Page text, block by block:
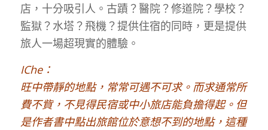
店，十分吸引人。古蹟？醫院？修道院？學校？
監獄？水塔？飛機？提供住宿的同時，更是提供
旅人一場超現實的體驗。
IChe：
旺中帶靜的地點，常常可遇不可求。而求通常所
費不貲，不見得民宿或中小旅店能負擔得起。但
是作者書中點出旅館位於意想不到的地點，這種